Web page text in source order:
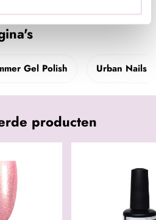
Gel Polish Urban Nails
producten